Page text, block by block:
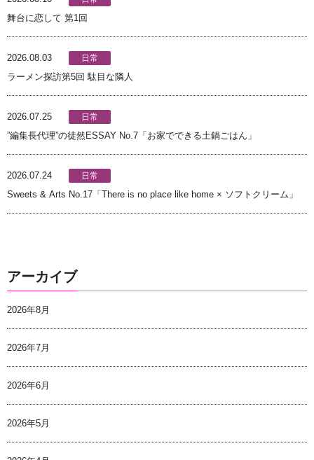
舞台に恋して 第1回
2026.08.03 日常
ラーメン探訪第5回 駄目な隣人
2026.07.25 日常
”編集長代理”の徒然ESSAY No.7「お家でできる土鍋ごはん」
2026.07.24 日常
Sweets & Arts No.17「There is no place like home × ソフトクリーム」
アーカイブ
2026年8月
2026年7月
2026年6月
2026年5月